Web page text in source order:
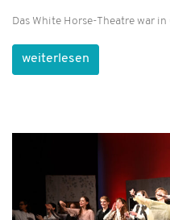
Das White Horse-Theatre war
weiterlesen